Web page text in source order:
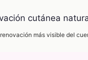
más visible del